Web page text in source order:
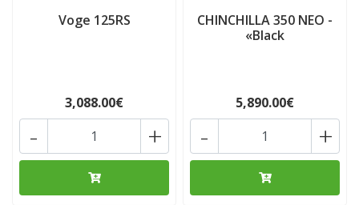
Voge 125RS
3,088.00€
+
-
CHINCHILLA 350 NEO -
«Black
5,890.00€
+
-